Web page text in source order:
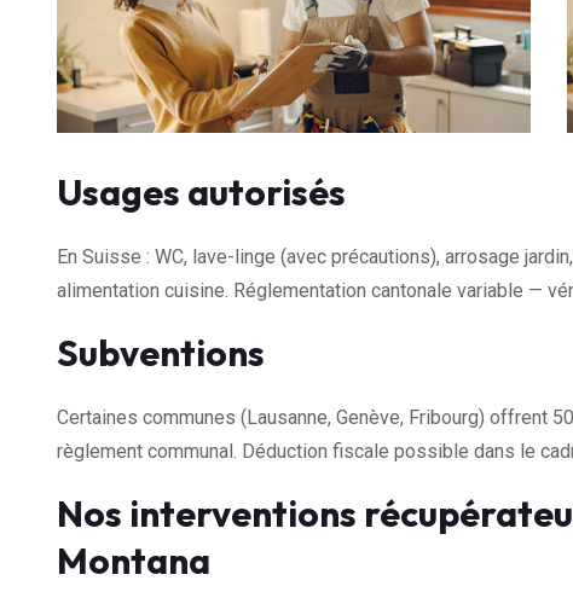
Usages autorisés
En Suisse : WC, lave-linge (avec précautions), arrosage
alimentation cuisine. Réglementation cantonale variable —
Subventions
Certaines communes (Lausanne, Genève, Fribourg) offrent
règlement communal. Déduction fiscale possible dans le
Nos interventions
Montana